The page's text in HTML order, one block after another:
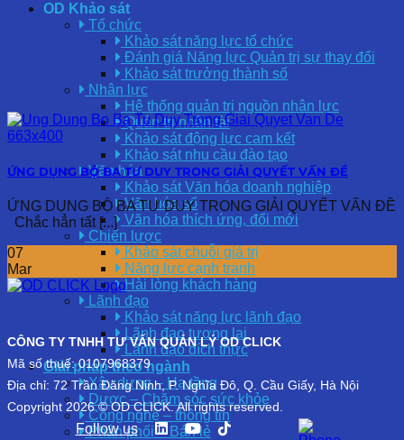
OD Khảo sát
Tổ chức
Khảo sát năng lực tổ chức
Đánh giá Năng lực Quản trị sự thay đổi
Khảo sát trưởng thành số
Nhân lực
Hệ thống quản trị nguồn nhân lực
Quản trị nhân tài
Khảo sát động lực cam kết
Khảo sát nhu cầu đào tạo
Văn hóa
Khảo sát Văn hóa doanh nghiệp
Văn hóa số
Văn hóa thích ứng, đổi mới
Chiến lược
Khảo sát chuỗi giá trị
Năng lực cạnh tranh
Hài lòng khách hàng
Lãnh đạo
Khảo sát năng lực lãnh đạo
Lãnh đạo tương lai
Lãnh đạo đích thực
Giải pháp theo ngành
Xây dựng – Hạ tầng
Dược – Chăm sóc sức khỏe
Công nghệ – thông tin
Phân phối – Bán lẻ
ỨNG DỤNG BỘ BA TƯ DUY TRONG GIẢI QUYẾT VẤN ĐỀ
ỨNG DỤNG BỘ BA TƯ DUY TRONG GIẢI QUYẾT VẤN ĐỀ
Chắc hẳn tất [...]
07
Mar
CÔNG TY TNHH TƯ VẤN QUẢN LÝ OD CLICK
Mã số thuế: 0107968379
Địa chỉ: 72 Trần Đăng Ninh, P. Nghĩa Đô, Q. Cầu Giấy, Hà Nội
Copyright 2026 © OD CLICK. All rights reserved.
Follow us